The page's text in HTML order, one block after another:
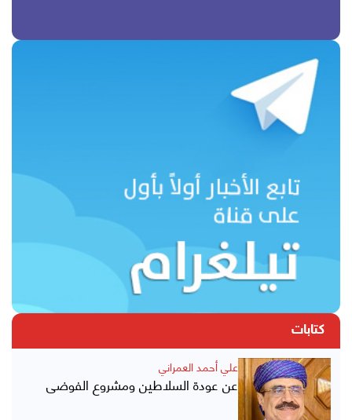
كتابات
علي أحمد العمراني
عن عودة السلاطين ومشروع الفوضى